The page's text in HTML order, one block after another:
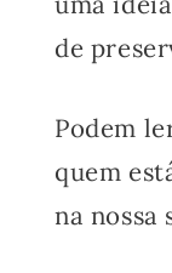
de
Podem
quem
na nossa